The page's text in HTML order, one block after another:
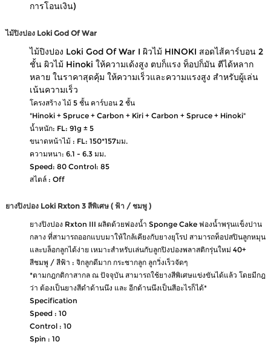
การโอนเงิน)
ไม้ปิงปอง Loki God Of War
ไม้ปิงปอง Loki God Of War I ผิวไม้ HINOKI สอดไส้คาร์บอน 2
ชั้น ผิวไม้ Hinoki ให้ความเด้งสูง ตบก็แรง ท็อปก็มัน ตีได้หลาก
หลาย ในราคาสุดคุ้ม ให้ความเร็วและความแรงสูง สำหรับผู้เล่น
เน้นความเร็ว
โครงสร้าง ไม้ 5 ชั้น คาร์บอน 2 ชั้น
"Hinoki + Spruce + Carbon + Kiri + Carbon + Spruce + Hinoki"
น้ำหนัก: FL: 91g ± 5
ขนาดหน้าไม้ : FL: 150*157มม.
ความหนา: 6.1 - 6.3 มม.
Speed: 80 Control: 85
สไตล์ : Off
ยางปิงปอง Loki Rxton 3 สีพิเศษ ( ฟ้า / ชมพู )
ยางปิงปอง Rxton III ผลิตด้วยฟองน้ำ Sponge Cake ฟองน้ำพรุนแข็งปาน
กลาง ที่สามารถออกแบบมาให้ใกล้เคียงกับยางยุโรป สามารถท็อปสปินลูกหมุน
และบล็อกลูกได้ง่าย เหมาะสำหรับเล่นกับลูกปิงปองพลาสติกรุ่นใหม่ 40+
สีชมพู / สีฟ้า : จิกลูกดีมาก กระชากลูก ลูกวิ่งเร็วจัดๆ
*ตามกฎกติกาสากล ณ ปัจจุบัน สามารถใช้ยางสีพิเศษแข่งขันได้แล้ว โดยมีกฎ
ว่า ต้องเป็นยางสีดำด้านนึง และ อีกด้านนึงเป็นสีอะไรก็ได้*
Specification
Speed : 10
Control : 10
Spin : 10